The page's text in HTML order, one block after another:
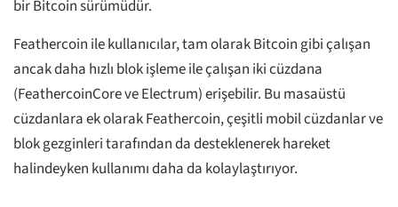
bir Bitcoin sürümüdür.
Feathercoin ile kullanıcılar, tam olarak Bitcoin gibi çalışan
ancak daha hızlı blok işleme ile çalışan iki cüzdana
(FeathercoinCore ve Electrum) erişebilir. Bu masaüstü
cüzdanlara ek olarak Feathercoin, çeşitli mobil cüzdanlar ve
blok gezginleri tarafından da desteklenerek hareket
halindeyken kullanımı daha da kolaylaştırıyor.